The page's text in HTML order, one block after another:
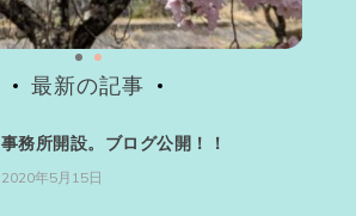
最新の記事
事務所開設。ブログ公開！！
2020年5月15日